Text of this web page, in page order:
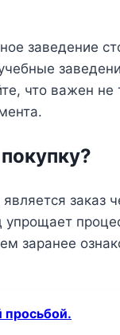
заведение
что важен не
заказ
упрощает
заранее
просьбой.